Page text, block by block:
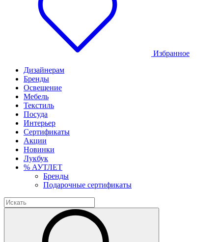
Избранное
Дизайнерам
Бренды
Освещение
Мебель
Текстиль
Посуда
Интерьер
Сертификаты
Акции
Новинки
Лукбук
% АУТЛЕТ
Бренды
Подарочные сертификаты